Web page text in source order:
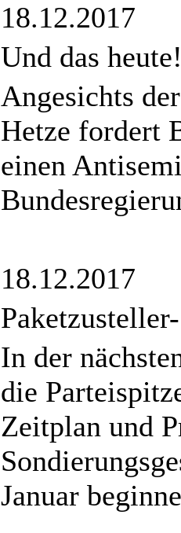
18.12.2017
Und das
Angesichts
Hetze fordert
einen
18.12.2017
In der
die
Zeitplan und
Januar